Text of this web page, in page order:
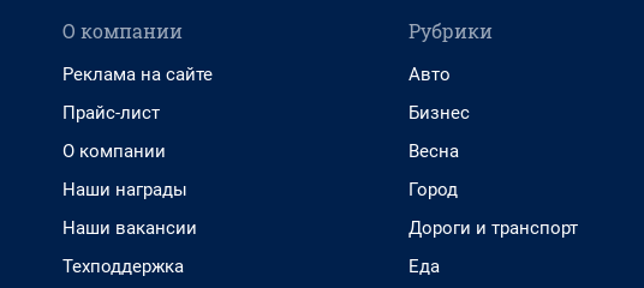
О компании
Реклама на сайте
Прайс-лист
О компании
Наши награды
Наши вакансии
Техподдержка
Рубрики
Авто
Бизнес
Весна
Город
Дороги и транспорт
Еда